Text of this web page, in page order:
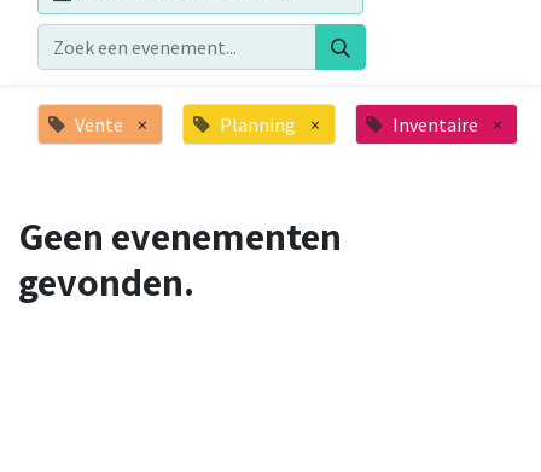
Vente × Planning × Inventaire ×
Geen evenementen
gevonden.